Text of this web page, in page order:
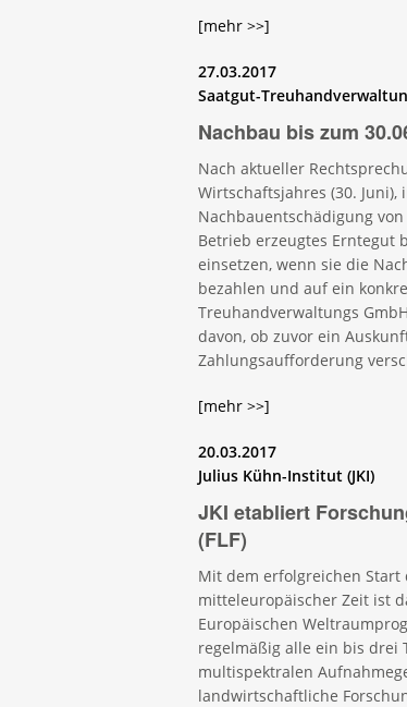
[mehr >>]
27.03.2017
Saatgut-
Nachbau bis zum
Nach aktueller
Wirtschaftsjahres (30.
Nachbauentschädigung
Betrieb erzeugtes Erntegut
einsetzen, wenn sie die
bezahlen und auf ein
Treuhandverwaltungs
davon, ob zuvor ein
Zahlungsaufforderung
[mehr >>]
20.03.2017
Julius Kühn-Institut (JKI)
JKI etabliert
(FLF)
Mit dem erfolgreichen Start
mitteleuropäischer Zeit ist
Europäischen
regelmäßig alle ein bis drei
multispektralen
landwirtschaftliche